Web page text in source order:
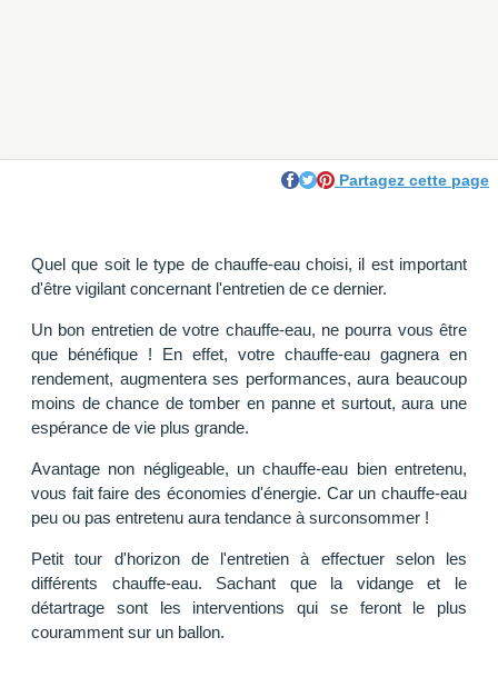
Partagez cette page
Quel que soit le type de chauffe-eau choisi, il est important
d'être vigilant concernant l'entretien de ce dernier.
Un bon entretien de votre chauffe-eau, ne pourra vous être
que bénéfique ! En effet, votre chauffe-eau gagnera en
rendement, augmentera ses performances, aura beaucoup
moins de chance de tomber en panne et surtout, aura une
espérance de vie plus grande.
Avantage non négligeable, un chauffe-eau bien entretenu,
vous fait faire des économies d'énergie. Car un chauffe-eau
peu ou pas entretenu aura tendance à surconsommer !
Petit tour d'horizon de l'entretien à effectuer selon les
différents chauffe-eau. Sachant que la vidange et le
détartrage sont les interventions qui se feront le plus
couramment sur un ballon.